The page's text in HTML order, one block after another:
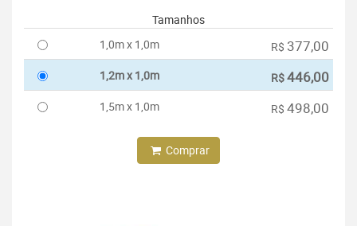
Tamanhos
1,0m x 1,0m
R$ 377,00
1,2m x 1,0m R$446,00
1,5m x 1,0m R$ 498,00
Comprar